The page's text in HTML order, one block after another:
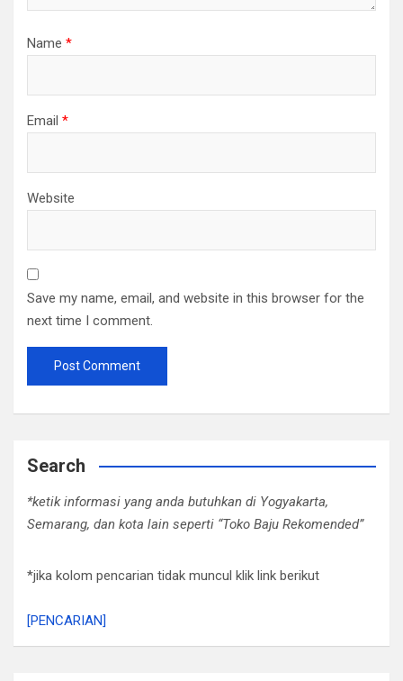
Name *
Email *
Website
Save my name, email, and website in this browser for the
next time I comment.
Search
*ketik informasi yang anda butuhkan di Yogyakarta,
Semarang, dan kota lain seperti “Toko Baju Rekomended”
*jika kolom pencarian tidak muncul klik link berikut
[PENCARIAN]